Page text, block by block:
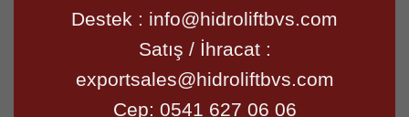
Destek : info@hidroliftbvs.com
Satış / İhracat :
exportsales@hidroliftbvs.com
Cep: 0541 627 06 06